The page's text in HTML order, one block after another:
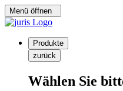
Menü öffnen
Produkte
zurück
Wählen Sie